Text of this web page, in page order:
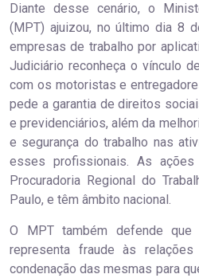
Diante desse cenário, o
(MPT) ajuizou, no último dia 8
empresas de trabalho por
Judiciário reconheça o vínculo
com os motoristas e
pede a garantia de direitos
e previdenciários, além da
e segurança do trabalho nas
esses profissionais. As
Procuradoria Regional do
Paulo, e têm âmbito nacional.
O MPT também defende
representa fraude às
condenação das mesmas para